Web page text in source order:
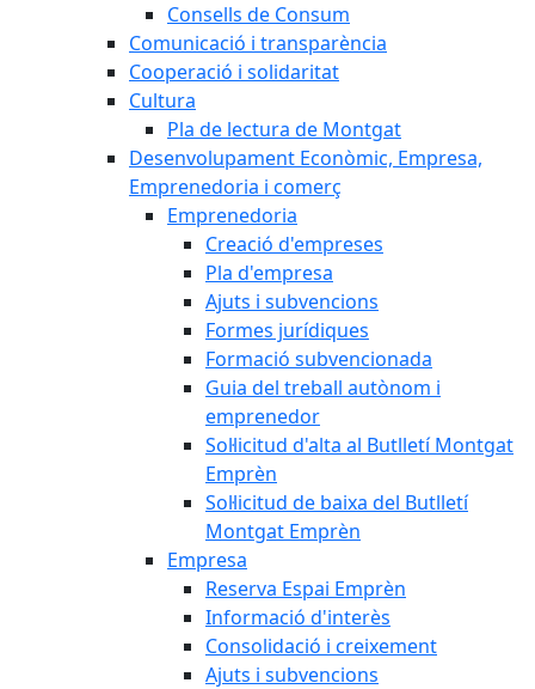
Consells de Consum
Comunicació i transparència
Cooperació i solidaritat
Cultura
Pla de lectura de Montgat
Desenvolupament Econòmic, Empresa,
Emprenedoria i comerç
Emprenedoria
Creació d'empreses
Pla d'empresa
Ajuts i subvencions
Formes jurídiques
Formació subvencionada
Guia del treball autònom i
emprenedor
Sol·licitud d'alta al Butlletí Montgat
Emprèn
Sol·licitud de baixa del Butlletí
Montgat Emprèn
Empresa
Reserva Espai Emprèn
Informació d'interès
Consolidació i creixement
Ajuts i subvencions